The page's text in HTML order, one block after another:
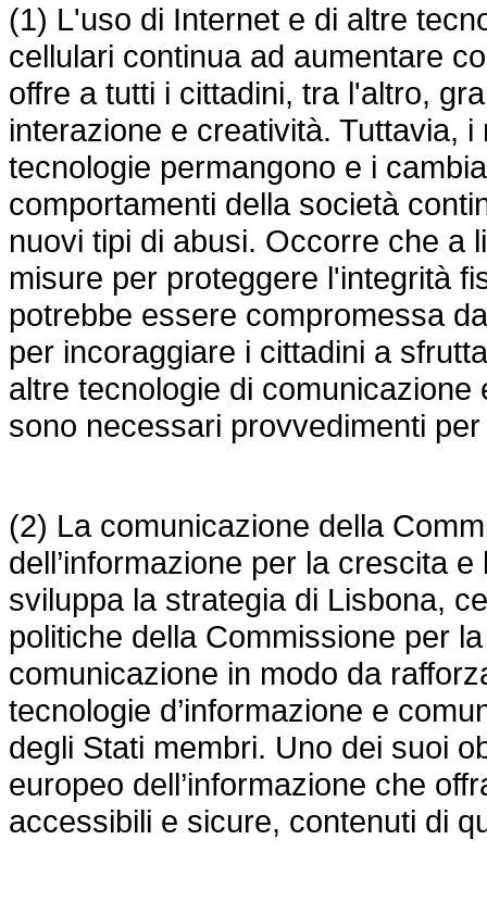
(1) L'uso di Internet e di altre
cellulari continua ad aumentare
offre a tutti i cittadini, tra l'altro,
interazione e creatività. Tuttavia,
tecnologie permangono e i
comportamenti della società
nuovi tipi di abusi. Occorre che a
misure per proteggere l'integrità
potrebbe essere compromessa
per incoraggiare i cittadini a
altre tecnologie di
sono necessari provvedimenti
(2) La comunicazione della
dell’informazione per la crescita
sviluppa la strategia di Lisbona,
politiche della Commissione per
comunicazione in modo da
tecnologie d’informazione e
degli Stati membri. Uno dei suoi
europeo dell’informazione che
accessibili e sicure, contenuti di